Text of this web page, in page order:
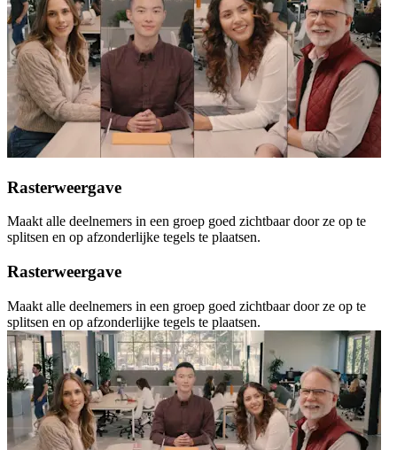
Rasterweergave
Maakt alle deelnemers in een groep goed zichtbaar door ze op te
splitsen en op afzonderlijke tegels te plaatsen.
Rasterweergave
Maakt alle deelnemers in een groep goed zichtbaar door ze op te
splitsen en op afzonderlijke tegels te plaatsen.